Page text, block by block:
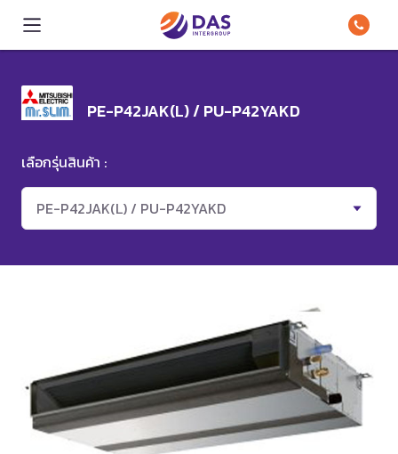
PE-P42JAK(L) / PU-P42YAKD
เลือกรุ่นสินค้า :
PE-P42JAK(L) / PU-P42YAKD